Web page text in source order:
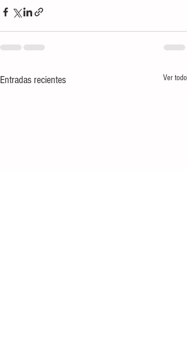
Entradas recientes Ver todo